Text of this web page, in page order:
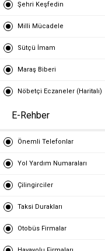
Şehri Keşfedin
Milli Mücadele
Sütçü İmam
Maraş Biberi
Nöbetçi Eczaneler (Haritalı)
E-Rehber
Önemli Telefonlar
Yol Yardım Numaraları
Çilingirciler
Taksi Durakları
Otobüs Firmalar